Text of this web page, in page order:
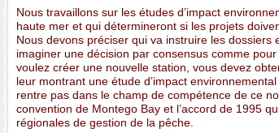
Nous travaillons sur les études d’impact
haute mer et qui détermineront si les projets
Nous devons préciser qui va instruire les dossiers
imaginer une décision par consensus comme
voulez créer une nouvelle station, vous devez
leur montrant une étude d’impact
rentre pas dans le champ de compétence de ce
convention de Montego Bay et l’accord de 1995
régionales de gestion de la pêche.